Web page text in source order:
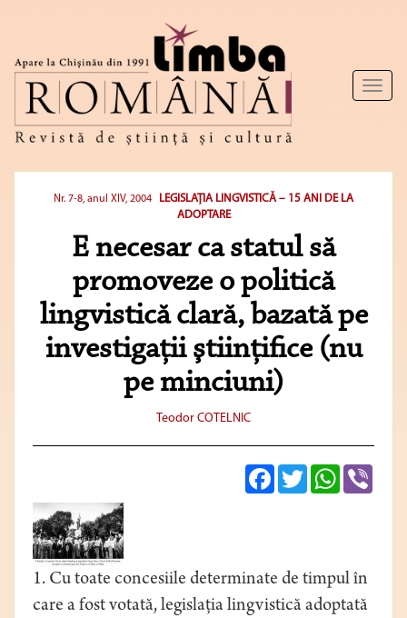
Toggle
Nr. 7-8, anul XIV, 2004
LEGISLAŢIA LINGVISTICĂ – 15 ANI DE LA
ADOPTARE
E necesar ca statul să
promoveze o politică
lingvistică clară, bazată pe
investigaţii ştiinţifice (nu
pe minciuni)
Teodor COTELNIC
FacebookTwitterWhatsApp
1. Cu toate concesiile determinate de timpul în
care a fost votată, legislaţia lingvistică adoptată